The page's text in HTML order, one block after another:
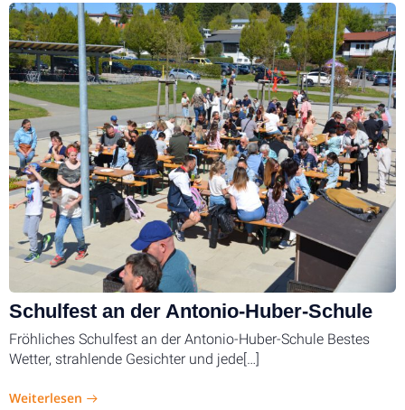
Schulfest an der Antonio-Huber-Schule
Fröhliches Schulfest an der Antonio-Huber-Schule Bestes
Wetter, strahlende Gesichter und jede[…]
Weiterlesen